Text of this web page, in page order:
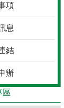
項
息
結
辦
區